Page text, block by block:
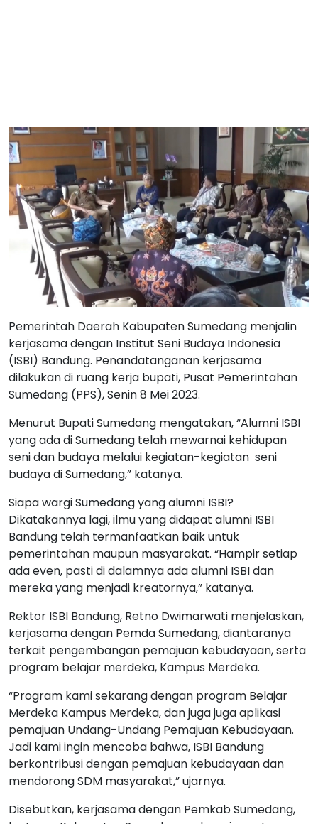
Pemerintah Daerah Kabupaten Sumedang menjalin
kerjasama dengan Institut Seni Budaya Indonesia
(ISBI) Bandung. Penandatanganan kerjasama
dilakukan di ruang kerja bupati, Pusat Pemerintahan
Sumedang (PPS), Senin 8 Mei 2023.
Menurut Bupati Sumedang mengatakan, “Alumni ISBI
yang ada di Sumedang telah mewarnai kehidupan
seni dan budaya melalui kegiatan-kegiatan seni
budaya di Sumedang,” katanya.
Siapa wargi Sumedang yang alumni ISBI?
Dikatakannya lagi, ilmu yang didapat alumni ISBI
Bandung telah termanfaatkan baik untuk
pemerintahan maupun masyarakat. “Hampir setiap
ada even, pasti di dalamnya ada alumni ISBI dan
mereka yang menjadi kreatornya,” katanya.
Rektor ISBI Bandung, Retno Dwimarwati menjelaskan,
kerjasama dengan Pemda Sumedang, diantaranya
terkait pengembangan pemajuan kebudayaan, serta
program belajar merdeka, Kampus Merdeka.
“Program kami sekarang dengan program Belajar
Merdeka Kampus Merdeka, dan juga juga aplikasi
pemajuan Undang-Undang Pemajuan Kebudayaan.
Jadi kami ingin mencoba bahwa, ISBI Bandung
berkontribusi dengan pemajuan kebudayaan dan
mendorong SDM masyarakat,” ujarnya.
Disebutkan, kerjasama dengan Pemkab Sumedang,